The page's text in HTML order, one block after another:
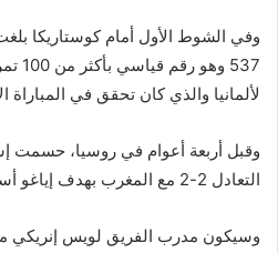
وفي الشوط الأول أمام كوستاريكا
537
لألمانيا والذي كان تحقق في المباراة
التعادل 2-2 مع المغرب بهدف إياغو أسباس في الوقت الضائع.
وسيكون مدرب الفريق لويس إنريكي